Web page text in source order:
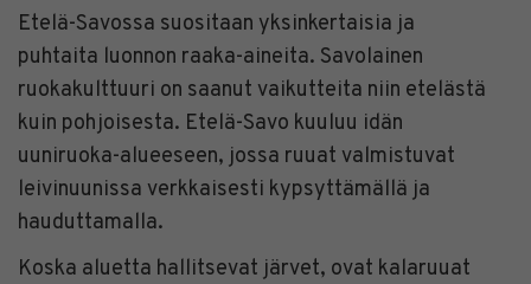
Etelä-Savossa suositaan yksinkertaisia ja
puhtaita luonnon raaka-aineita. Savolainen
ruokakulttuuri on saanut vaikutteita niin etelästä
kuin pohjoisesta. Etelä-Savo kuuluu idän
uuniruoka-alueeseen, jossa ruuat valmistuvat
leivinuunissa verkkaisesti kypsyttämällä ja
hauduttamalla.
Koska aluetta hallitsevat järvet, ovat kalaruuat